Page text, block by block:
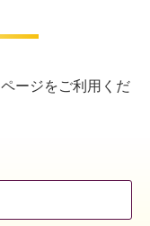
ージをご利用くだ